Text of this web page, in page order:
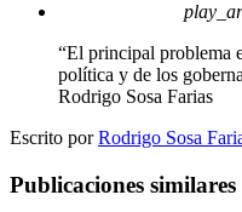
“El principal problema
política y de los
Rodrigo Sosa Farias
Escrito porRodrigo Sosa
Publicaciones similares